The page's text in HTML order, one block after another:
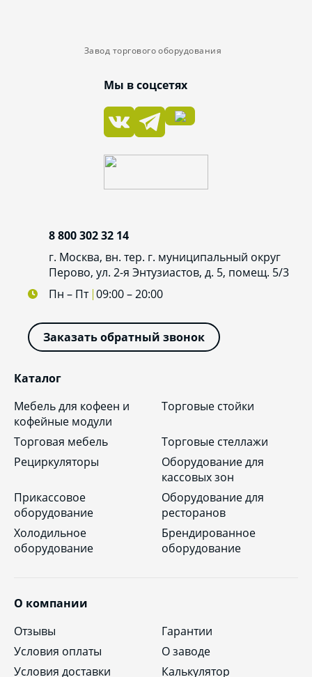
Завод торгового оборудования
Мы в соцсетях
Каталог
Мебель для кофеен и
кофейные модули
Торговые стойки
Торговая мебель
Торговые стеллажи
Рециркуляторы
Оборудование для
кассовых зон
Прикассовое
оборудование
Оборудование для
ресторанов
Холодильное
оборудование
Брендированное
оборудование
О компании
Отзывы
Гарантии
Условия оплаты
О заводе
Условия доставки
Калькулятор
8 800 302 32 14
г. Москва, вн. тер. г. муниципальный округ
Перово, ул. 2-я Энтузиастов, д. 5, помещ. 5/3
Пн – Пт 09:00 – 20:00
Заказать обратный звонок